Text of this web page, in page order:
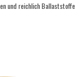
reichlich